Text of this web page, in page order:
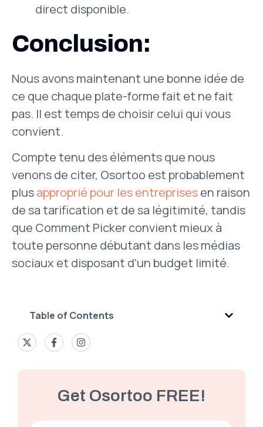
direct disponible.
Conclusion:
Nous avons maintenant une bonne idée de
ce que chaque plate-forme fait et ne fait
pas. Il est temps de choisir celui qui vous
convient.
Compte tenu des éléments que nous
venons de citer, Osortoo est probablement
plusapproprié pour les entreprisesen raison
de sa tarification et de sa légitimité, tandis
que Comment Picker convient mieux à
toute personne débutant dans les médias
sociaux et disposant d’un budget limité.
Table of Contents
Get Osortoo FREE!